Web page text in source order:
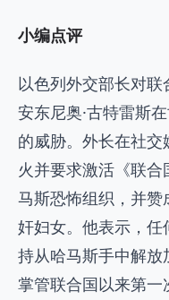
小编点评
以色列外交部长对
安东尼奥·古特雷斯
的威胁。外长在社
火并要求激活《联
马斯恐怖组织，并
奸妇女。他表示，
持从哈马斯手中解
掌管联合国以来第